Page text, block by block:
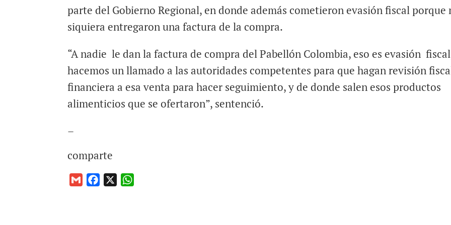
parte del Gobierno Regional, en donde además cometieron evasión fiscal porque
siquiera entregaron una factura de la compra.
“A nadie le dan la factura de compra del Pabellón Colombia, eso es evasión
hacemos un llamado a las autoridades competentes para que hagan revisión
financiera a esa venta para hacer seguimiento, y de donde salen esos productos
alimenticios que se ofertaron”, sentenció.
–
comparte
G